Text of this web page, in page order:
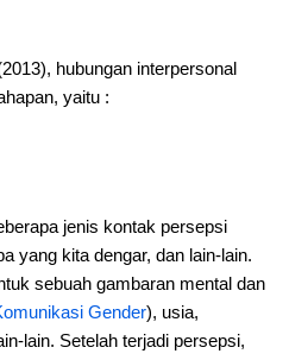
hubungan interpersonal
yaitu :
jenis kontak persepsi
yang kita dengar, dan lain-lain.
sebuah gambaran mental dan
Gender), usia,
lain. Setelah terjadi persepsi,